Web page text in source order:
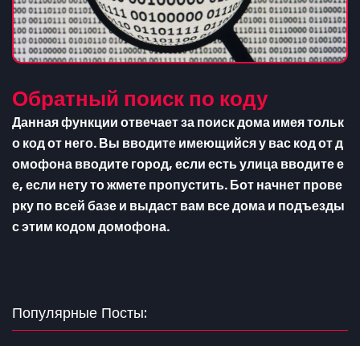
Обратный поиск по коду
Данная функции отвечает за поиск дома имея тольк
о код от него. Вы вводите имеющийся у вас код от д
омофона вводите город, если есть улица вводите е
е, если нету то жмете пропустить. Бот начнет прове
рку по всей базе и выдаст вам все дома и подъезды
с этим кодом домофона.
Популярные Посты: